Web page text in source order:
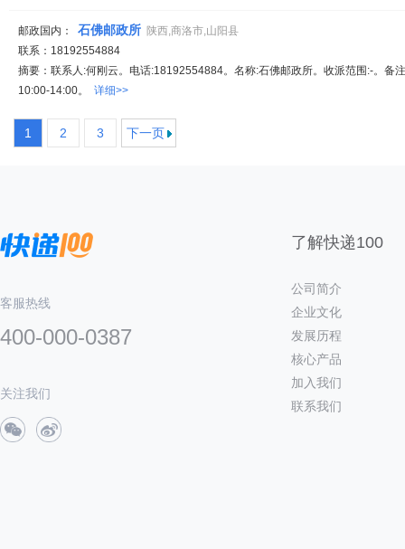
邮政国内： 石佛邮政所 陕西,商洛市,山阳县
联系：18192554884
摘要：联系人:何刚云。电话:18192554884。名称:石佛邮政所。收派范围:-。备
10:00-14:00。 详细>>
1 2 3 下一页
客服热线
400-000-0387
关注我们
了解快递100
公司简介
企业文化
发展历程
核心产品
加入我们
联系我们